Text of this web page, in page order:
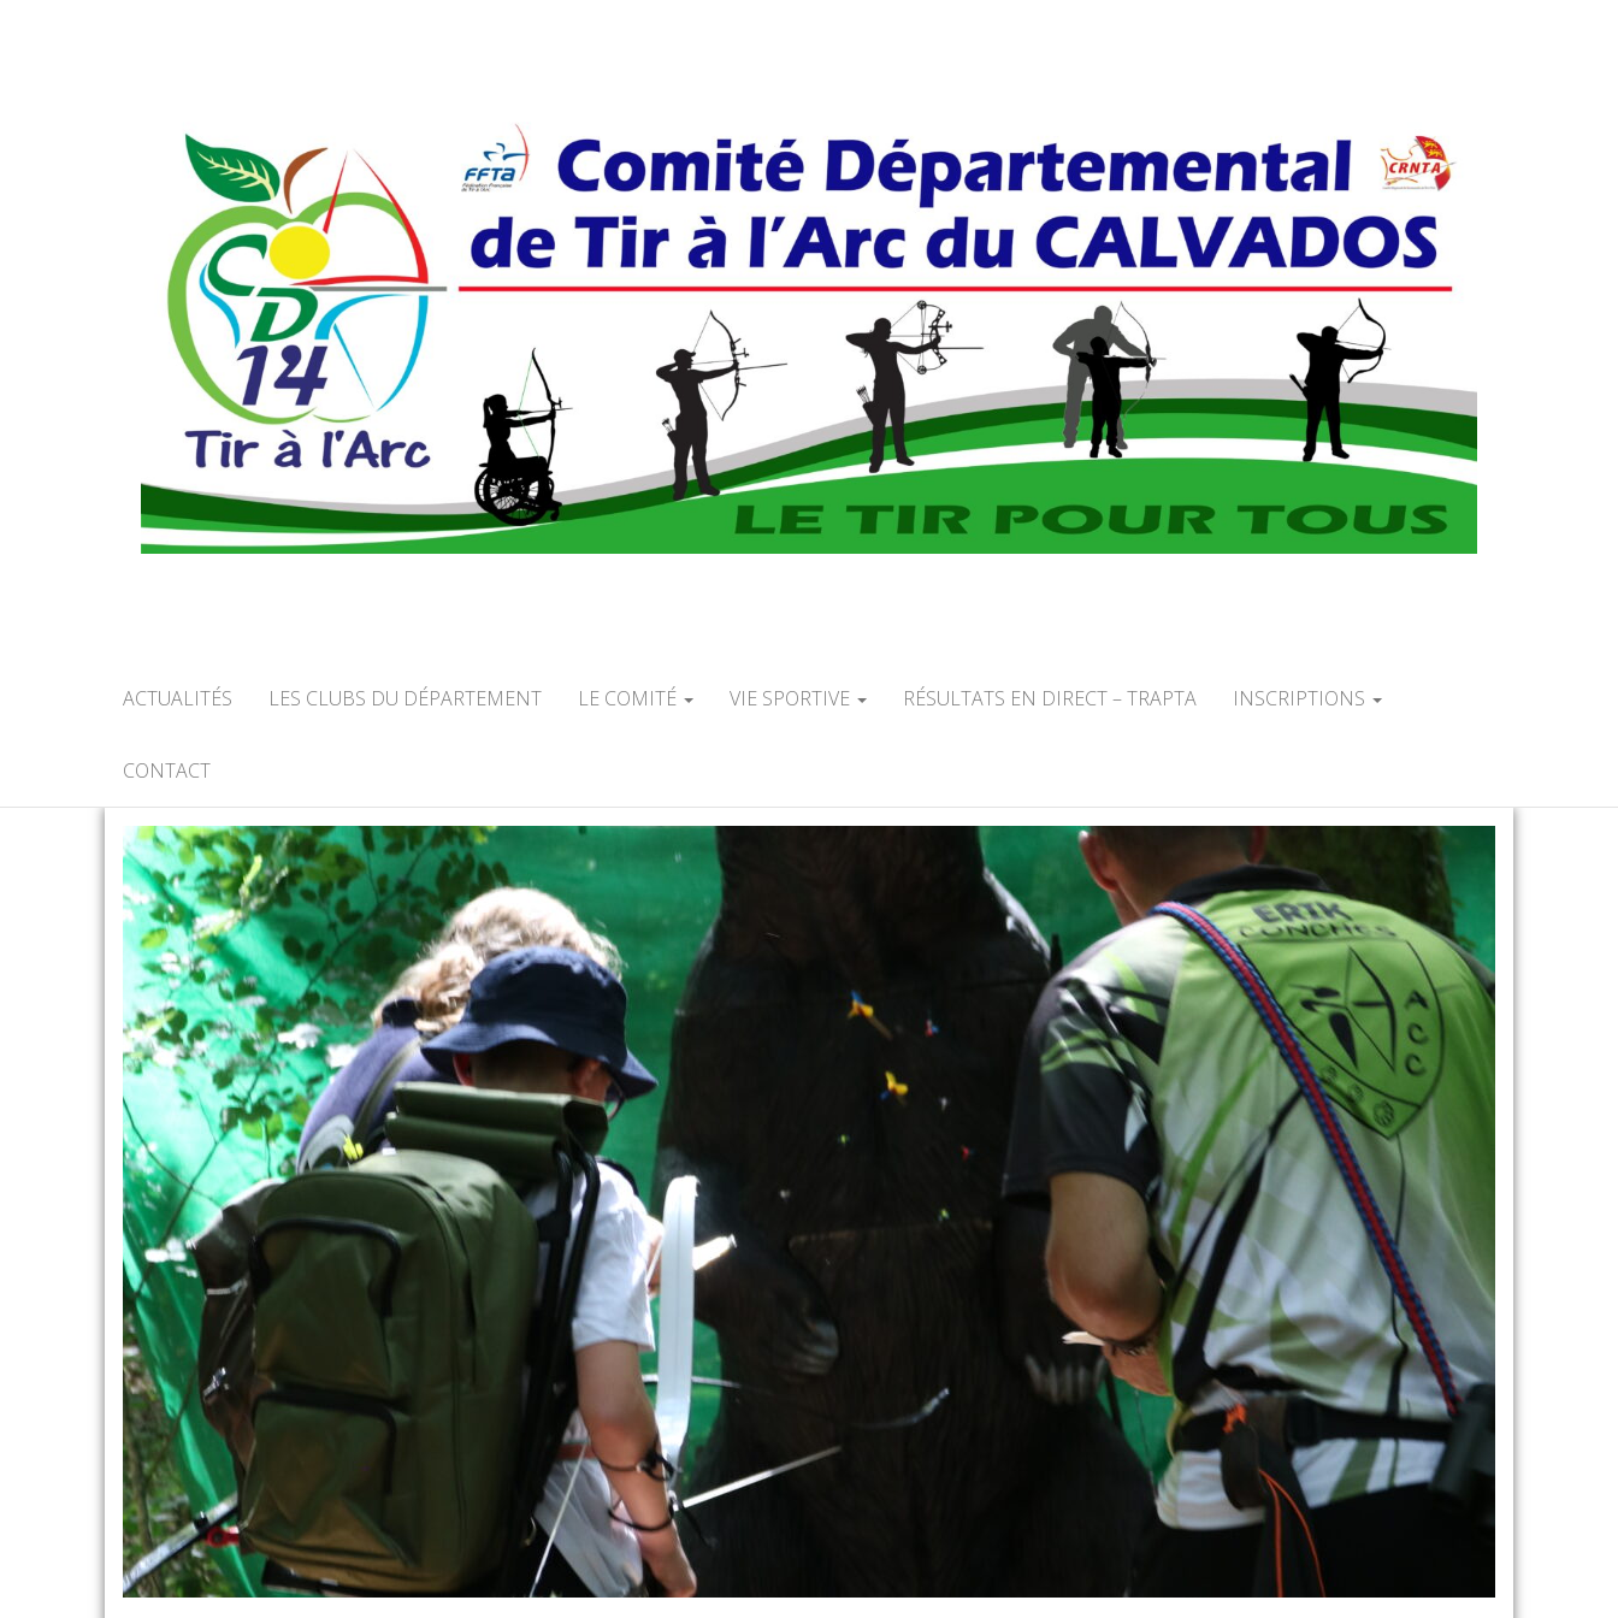
CALVADOS DE TIR À L'ARC
ACTUALITÉS LES CLUBS DU DÉPARTEMENT LE COMITÉ VIE SPORTIVE RÉSULTATS EN DIRECT – TRAPTA INSCRIPTIONS
CONTACT